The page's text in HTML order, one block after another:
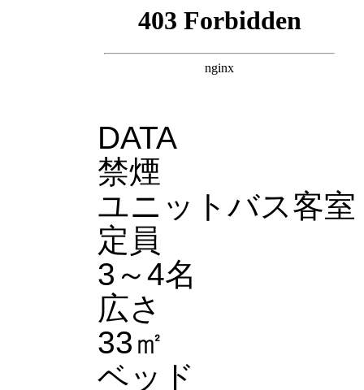
DATA
禁煙
ユニットバス客室
定員
3～4名
広さ
33㎡
ベッド